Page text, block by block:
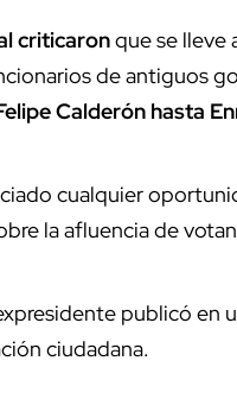
criticaronque se lleve
de antiguos
Calderón hasta
cualquier
la afluencia de
publicó en
ciudadana.